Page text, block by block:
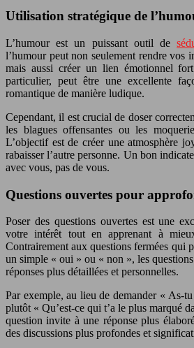
Utilisation stratégique de
L’humour est un puissant outil de
l’humour peut non seulement rendre vos
mais aussi créer un lien émotionnel
particulier, peut être une excellente
romantique de manière ludique.
Cependant, il est crucial de doser
les blagues offensantes ou les
L’objectif est de créer une atmosphère
rabaisser l’autre personne. Un bon
avec vous, pas de vous.
Questions ouvertes pour
Poser des questions ouvertes est une
votre intérêt tout en apprenant à
Contrairement aux questions fermées qui
un simple « oui » ou « non », les
réponses plus détaillées et personnelles.
Par exemple, au lieu de demander « As-
plutôt « Qu’est-ce qui t’a le plus marqué
question invite à une réponse plus
des discussions plus profondes et